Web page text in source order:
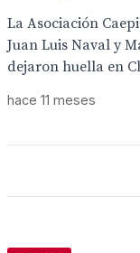
La Asociación
Juan Luis Naval y
dejaron huella en
hace 11 meses